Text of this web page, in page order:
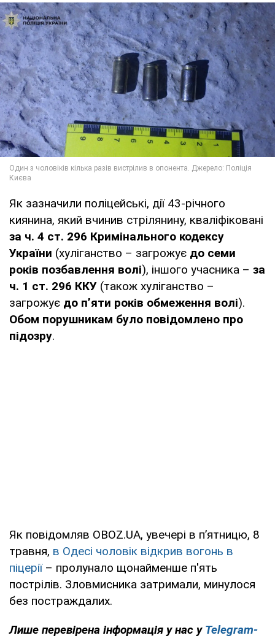
Як зазначили поліцейські, дії 43-річного
киянина, який вчинив стрілянину, кваліфіковані
за ч. 4 ст. 296 Кримінального кодексу
України (хуліганство – загрожує до семи
років позбавлення волі), іншого учасника – за
ч. 1 ст. 296 ККУ (також хуліганство –
загрожує до п’яти років обмеження волі).
Обом порушникам було повідомлено про
підозру.
Як повідомляв OBOZ.UA, увечері в пʼятницю, 8
травня, в Одесі чоловік відкрив вогонь в
піцерії– пролунало щонайменше п'ять
пострілів. Зловмисника затримали, минулося
без постраждалих.
Лише перевірена інформація у нас у Telegram-